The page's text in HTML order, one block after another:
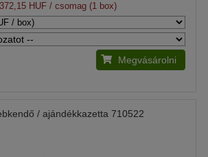
HUF / csomag (1 box)
Megvásárolni
/ ajándékkazetta 710522